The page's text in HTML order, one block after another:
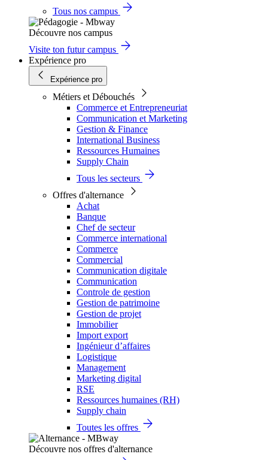
Tous nos campus
Découvre nos campus
Visite ton futur campus
Expérience pro
Expérience pro
Métiers et Débouchés
Commerce et Entrepreneuriat
Communication et Marketing
Gestion & Finance
International Business
Ressources Humaines
Supply Chain
Tous les secteurs
Offres d'alternance
Achat
Banque
Chef de secteur
Commerce international
Commerce
Commercial
Communication digitale
Communication
Controle de gestion
Gestion de patrimoine
Gestion de projet
Immobilier
Import export
Ingénieur d’affaires
Logistique
Management
Marketing digital
RSE
Ressources humaines (RH)
Supply chain
Toutes les offres
Découvre nos offres d'alternance